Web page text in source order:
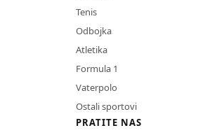
Tenis
Odbojka
Atletika
Formula 1
Vaterpolo
Ostali sportovi
PRATITE NAS